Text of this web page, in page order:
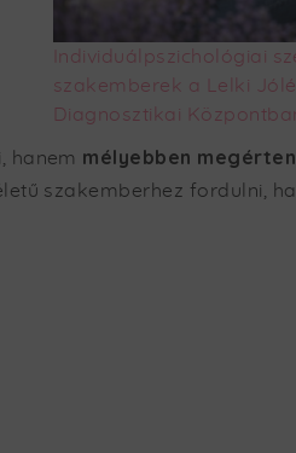
Individuálpszichológiai
szakemberek a Lelki
Diagnosztikai
hanem mélyebben
szakemberhez fordulni,